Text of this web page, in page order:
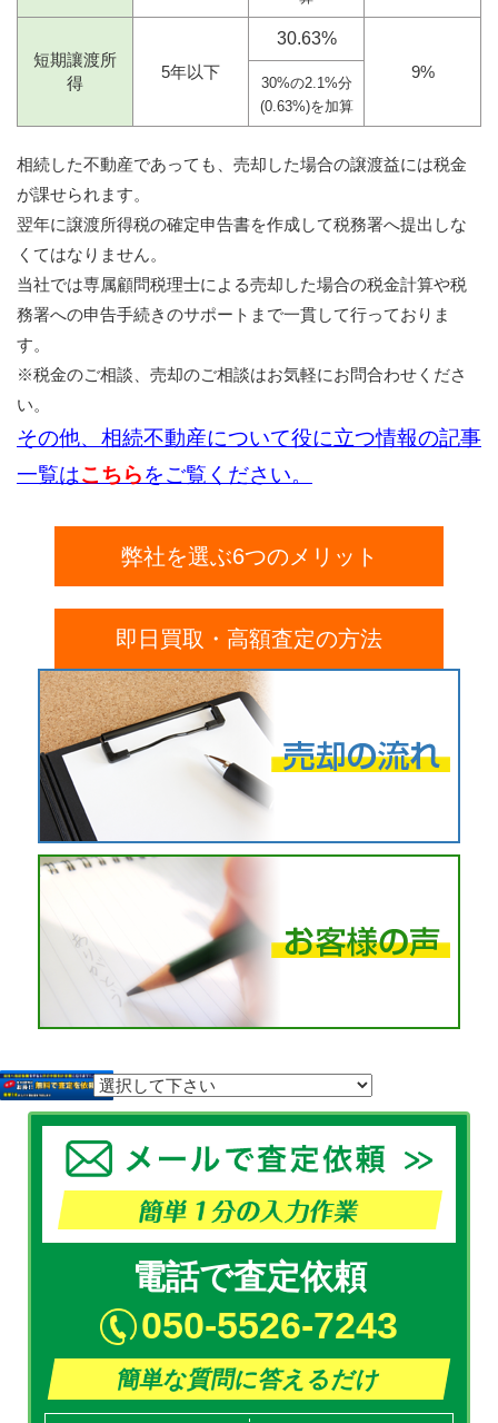
短期讓渡所
得
5年以下
30.63%
9%
30%の2.1%分
(0.63%)を加算
相続した不動産であっても、売却した場合の譲渡益には税金
が課せられます。
翌年に譲渡所得税の確定申告書を作成して税務署へ提出しな
くてはなりません。
当社では専属顧問税理士による売却した場合の税金計算や税
務署への申告手続きのサポートまで一貫して行っておりま
す。
※税金のご相談、売却のご相談はお気軽にお問合わせくださ
い。
その他、相続不動産について役に立つ情報の記事
一覧はこちらをご覧ください。
弊社を選ぶ6つのメリット
即日買取・高額査定の方法
電話で査定依頼
050-5526-7243
簡単な質問に答えるだけ